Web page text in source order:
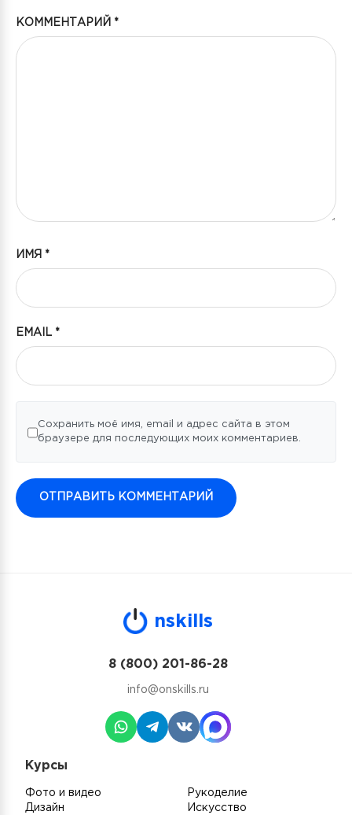
КОММЕНТАРИЙ *
ИМЯ *
EMAIL *
Сохранить моё имя, email и адрес сайта в этом
браузере для последующих моих комментариев.
nskills
8 (800) 201-86-28
info@onskills.ru
Курсы
Фото и видео
Дизайн
Рукоделие
Искусство